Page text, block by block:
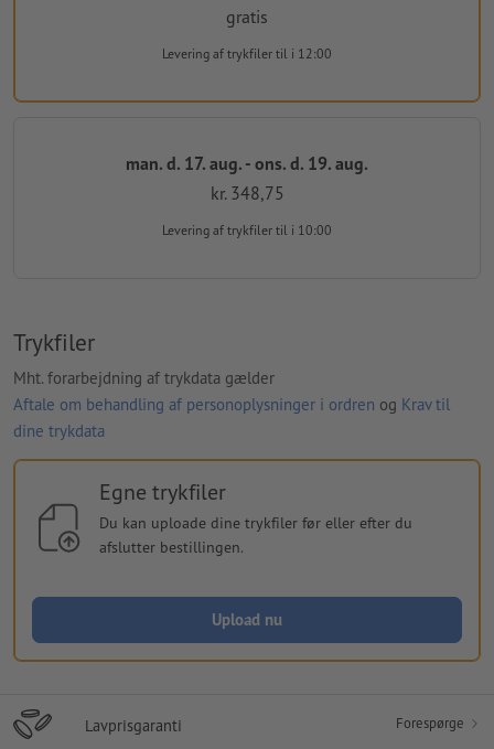
gratis
Levering af trykfiler til i 12:00
man. d. 17. aug. - ons. d. 19. aug.
kr. 348,75
Levering af trykfiler til i 10:00
Trykfiler
Mht. forarbejdning af trykdata gælder
Aftale om behandling af personoplysninger i ordren og Krav til
dine trykdata
Egne trykfiler
Du kan uploade dine trykfiler før eller efter du
afslutter bestillingen.
Upload nu
Lavprisgaranti Forespørge